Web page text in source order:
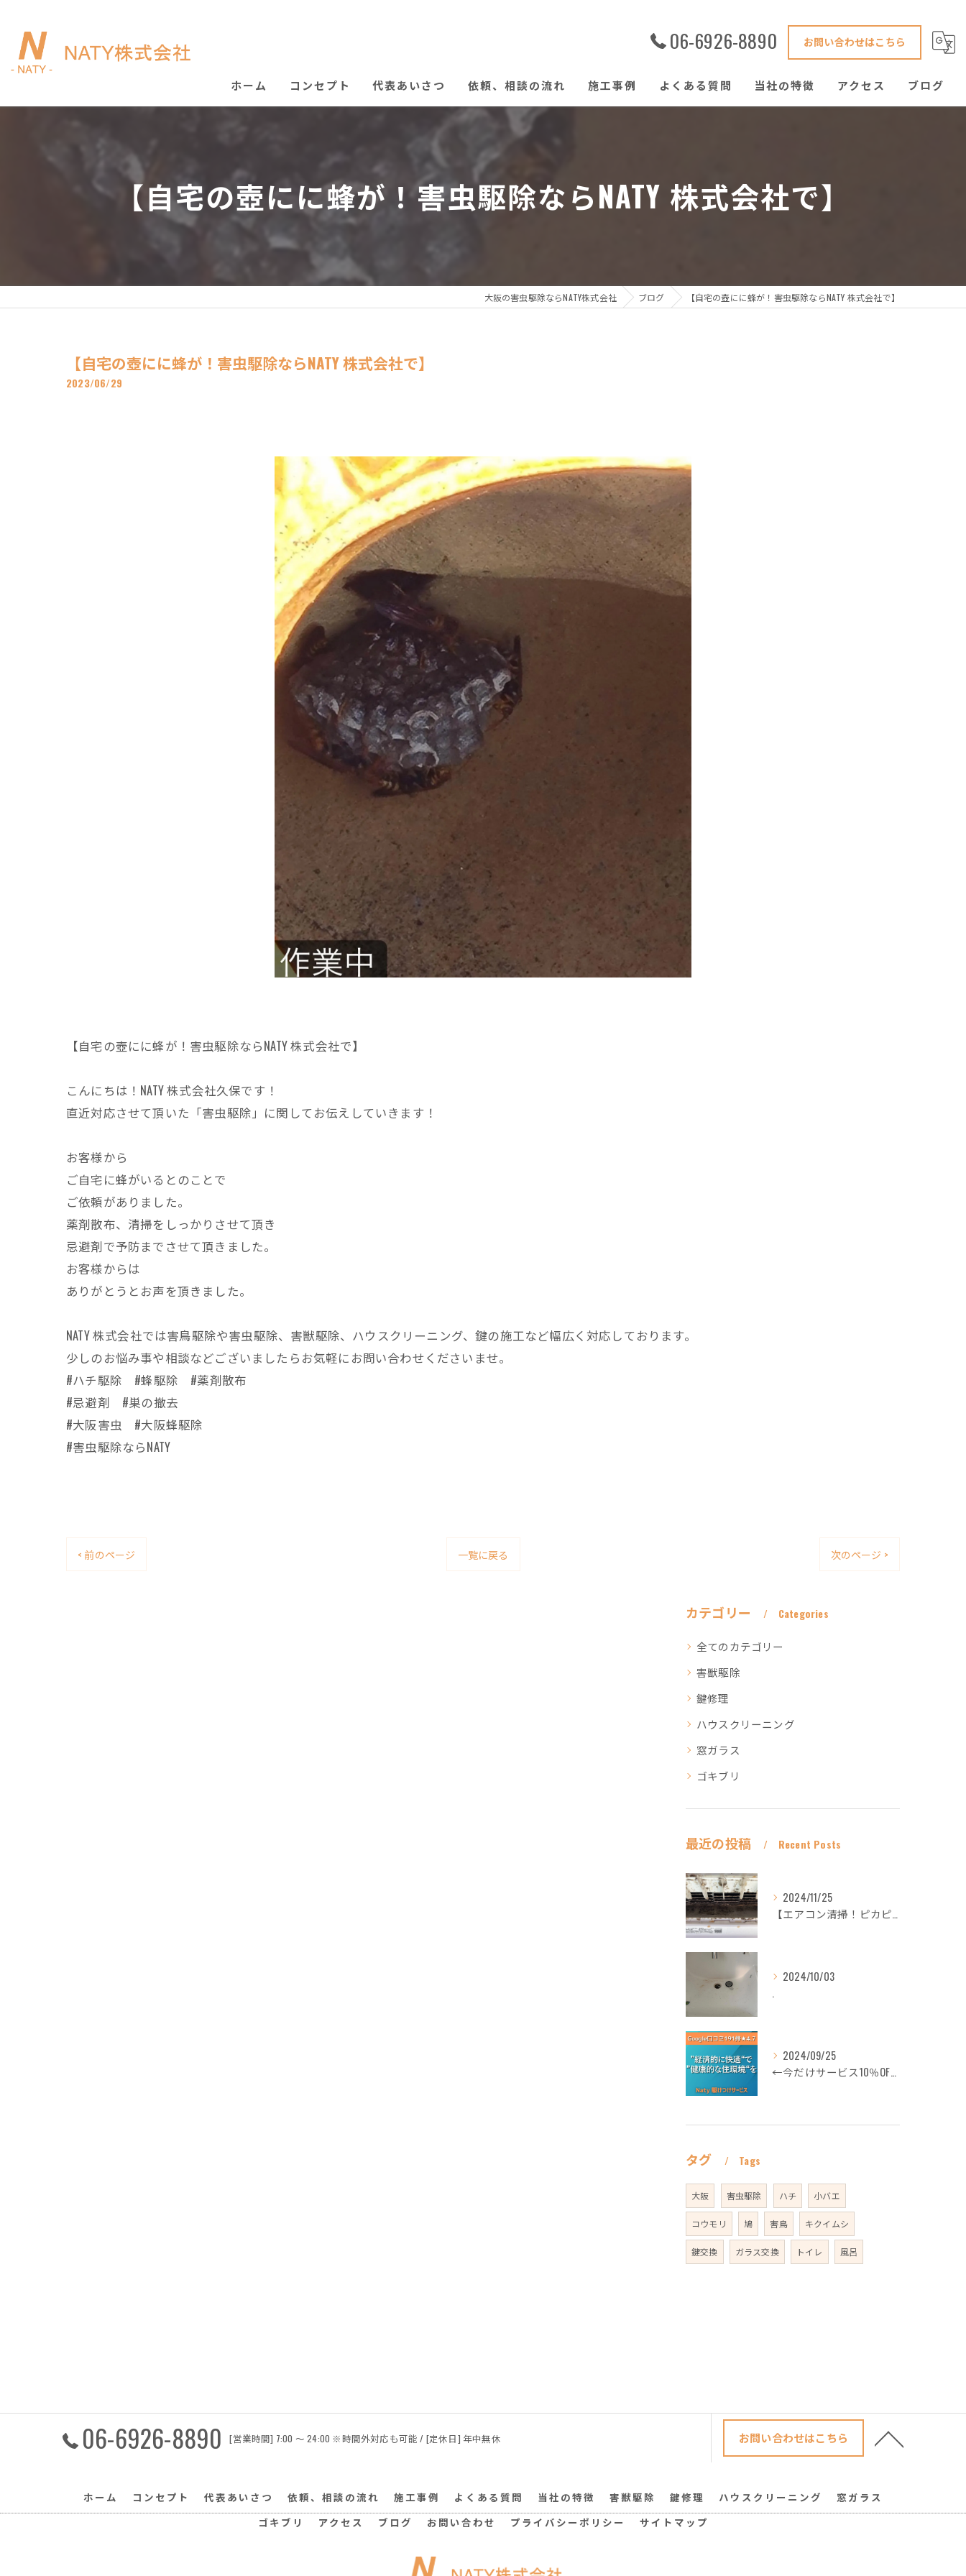
06-6926-8890 お問い合わせはこちら
ホーム コンセプト 代表あいさつ 依頼、相談の流れ 施工事例 よくある質問 当社の特徴
ハウスクリーニング
アクセス ブログ
【自宅の壺にに蜂が！害虫駆除ならNATY 株式会社で】
大阪の害虫駆除ならNATY株式会社 ブログ 【自宅の壺にに蜂が！害虫駆除ならNATY 株式会社で】
【自宅の壺にに蜂が！害虫駆除ならNATY 株式会社で】
2023/06/29
【自宅の壺にに蜂が！害虫駆除ならNATY 株式会社で】
こんにちは！NATY 株式会社久保です！
直近対応させて頂いた「害虫駆除」に関してお伝えしていきます！
お客様から
ご自宅に蜂がいるとのことで
ご依頼がありました。
薬剤散布、清掃をしっかりさせて頂き
忌避剤で予防までさせて頂きました。
お客様からは
ありがとうとお声を頂きました。
NATY 株式会社では害鳥駆除や害虫駆除、害獣駆除、ハウスクリーニング、鍵の施工など幅広く対応しております。
少しのお悩み事や相談などございましたらお気軽にお問い合わせくださいませ。
#ハチ駆除 #蜂駆除 #薬剤散布
#忌避剤 #巣の撤去
#大阪害虫 #大阪蜂駆除
#害虫駆除ならNATY
< 前のページ 一覧に戻る 次のページ >
カテゴリー Categories
全てのカテゴリー
害獣駆除
鍵修理
ハウスクリーニング
窓ガラス
ゴキブリ
最近の投稿 Recent Posts
2024/11/25
【エアコン清掃！ピカピカ綺麗に！ハウスクリーニングなら
2024/10/03
.
2024/09/25
←今だけサービス10％OFFギフト券プロフィールから
タグ Tags
大阪 害虫駆除 ハチ 小バエ
コウモリ 鳩 害鳥 キクイムシ
鍵交換 ガラス交換 トイレ 風呂
06-6926-8890 [営業時間] 7:00 〜 24:00 ※時間外対応も可能 / [定休日] 年中無休 お問い合わせはこちら
ホーム コンセプト 代表あいさつ 依頼、相談の流れ 施工事例 よくある質問 当社の特徴 害獣駆除 鍵修理 ハウスクリーニング
窓ガラス
ゴキブリ
アクセス ブログ お問い合わせ プライバシーポリシー サイトマップ